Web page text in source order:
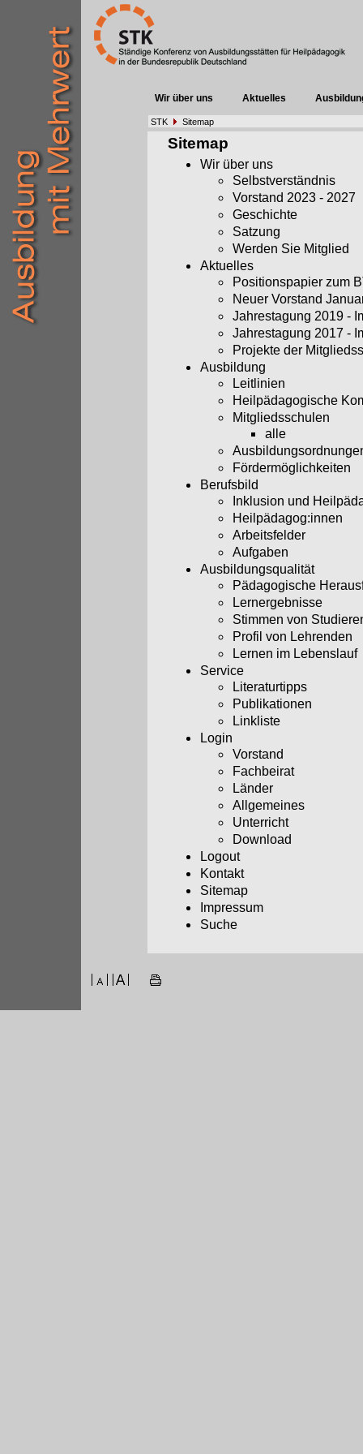
Wir über uns Aktuelles
STK Sitemap
Sitemap
Wir über uns
Selbstverständnis
Vorstand 2023 - 2027
Geschichte
Satzung
Werden Sie Mitglied
Aktuelles
Positionspapier zum
Neuer Vorstand
Jahrestagung 2019 -
Jahrestagung 2017 -
Projekte der
Ausbildung
Leitlinien
Heilpädagogische
Mitgliedsschulen
alle
Fördermöglichkeiten
Berufsbild
Inklusion und
Heilpädagog:innen
Arbeitsfelder
Aufgaben
Ausbildungsqualität
Pädagogische
Lernergebnisse
Stimmen von
Profil von Lehrenden
Lernen im Lebenslauf
Service
Literaturtipps
Publikationen
Linkliste
Login
Vorstand
Fachbeirat
Länder
Allgemeines
Unterricht
Download
Logout
Kontakt
Sitemap
Impressum
Suche